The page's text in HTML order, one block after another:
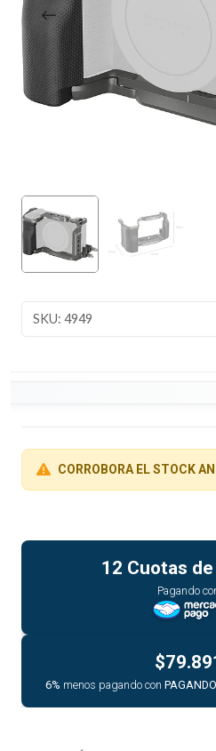
SKU: 4949
CORROBORA EL STOCK
12 Cuotas de
Pagando
6% menos pagando con